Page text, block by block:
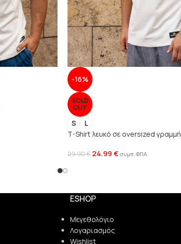
-16%
SOLD
OUT
S
L
T-Shirt λευκό σε oversized γραμμή
29.90€ 24.99 € συμπ. ΦΠΑ
ESHOP
Μεγεθολόγιο
Λογαριασμός
Wishlist